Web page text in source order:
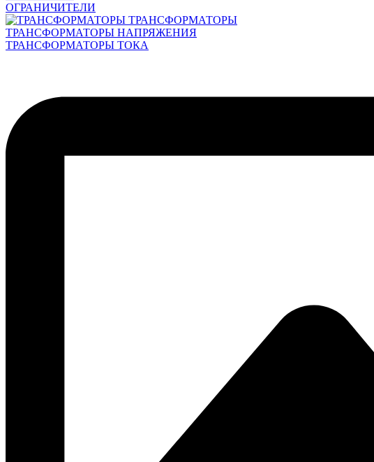
ОГРАНИЧИТЕЛИ
ТРАНСФОРМАТОРЫ
ТРАНСФОРМАТОРЫ НАПРЯЖЕНИЯ
ТРАНСФОРМАТОРЫ ТОКА